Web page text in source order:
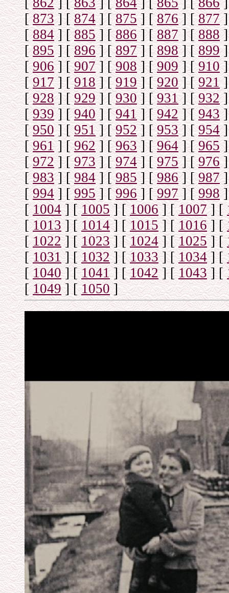
[873] [874] [875] [876] [877]
[884] [885] [886] [887] [888]
[895] [896] [897] [898] [899]
[906] [907] [908] [909] [910]
[917] [918] [919] [920] [921]
[928] [929] [ 930] [931] [932]
[939] [940] [941] [942] [943]
[950] [951] [952] [953] [954]
[961] [962] [963] [964] [965]
[972] [973] [974] [975] [976]
[983] [984] [985] [986] [987]
[994] [995] [996] [997] [998]
[1004] [1005] [1006] [1007] [
[1013] [1014] [1015] [1016] [
[1022] [1023] [1024] [1025] [
[1031] [1032] [1033] [1034] [
[1040] [1041] [1042] [1043] [
[1049] [1050]